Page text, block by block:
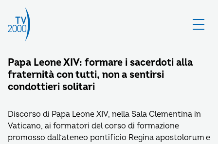
Papa Leone XIV: formare i sacerdoti alla
fraternità con tutti, non a sentirsi
condottieri solitari
Discorso di Papa Leone XIV, nella Sala Clementina in
Vaticano, ai formatori del corso di formazione
promosso dall’ateneo pontificio Regina apostolorum e